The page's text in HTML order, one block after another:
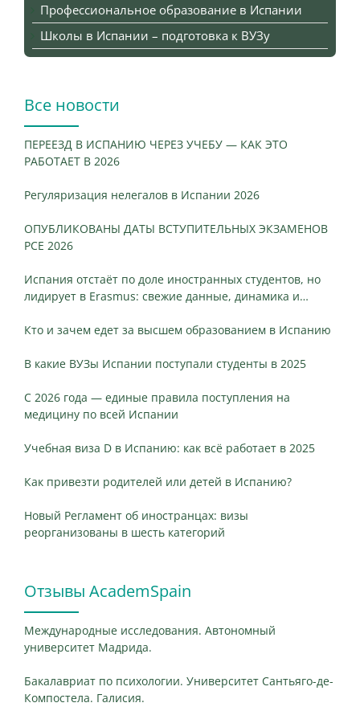
Профессиональное образование в Испании
Школы в Испании – подготовка к ВУЗу
Все новости
ПЕРЕЕЗД В ИСПАНИЮ ЧЕРЕЗ УЧЕБУ — КАК ЭТО
РАБОТАЕТ В 2026
Регуляризация нелегалов в Испании 2026
ОПУБЛИКОВАНЫ ДАТЫ ВСТУПИТЕЛЬНЫХ ЭКЗАМЕНОВ
PCE 2026
Испания отстаёт по доле иностранных студентов, но
лидирует в Erasmus: свежие данные, динамика и
Кто и зачем едет за высшем образованием в Испанию
В какие ВУЗы Испании поступали студенты в 2025
С 2026 года — единые правила поступления на
медицину по всей Испании
Учебная виза D в Испанию: как всё работает в 2025
Как привезти родителей или детей в Испанию?
Новый Регламент об иностранцах: визы
реорганизованы в шесть категорий
Отзывы AcademSpain
Международные исследования. Автономный
университет Мадрида.
Бакалавриат по психологии. Университет Сантьяго-де-
Компостела. Галисия.